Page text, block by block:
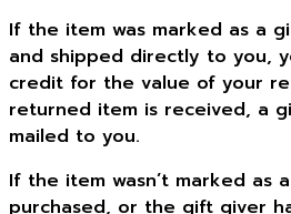
If the item was marked as a
and shipped directly to you,
credit for the value of your
returned item is received, a
mailed to you.
If the item wasn’t marked as
purchased, or the gift giver